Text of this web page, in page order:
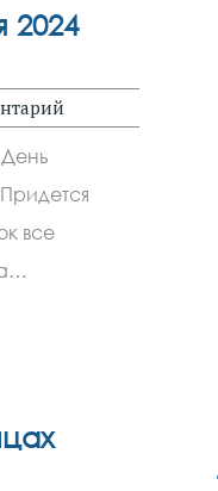
2024
все